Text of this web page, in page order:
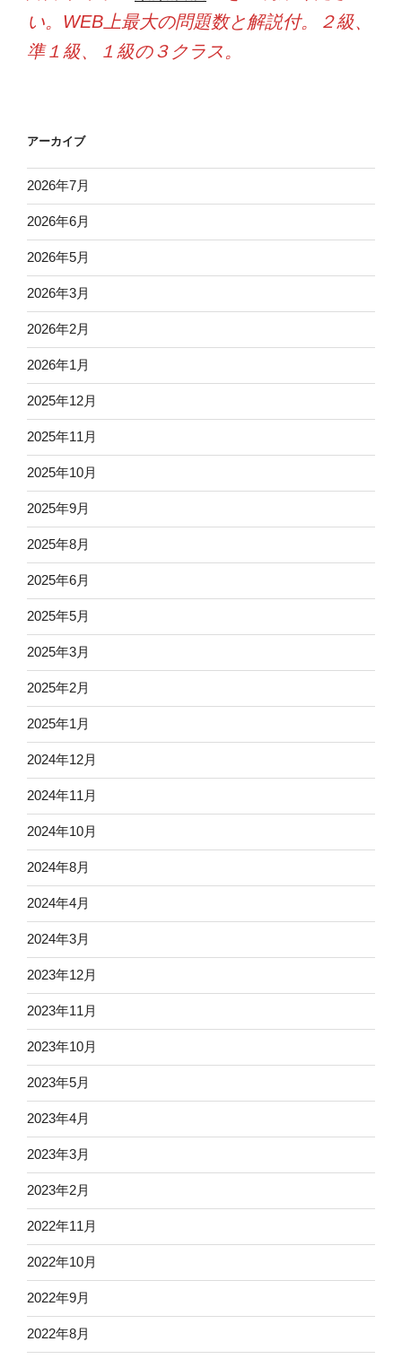
い。WEB上最大の問題数と解説付。２級、
準１級、１級の３クラス。
アーカイブ
2026年7月
2026年6月
2026年5月
2026年3月
2026年2月
2026年1月
2025年12月
2025年11月
2025年10月
2025年9月
2025年8月
2025年6月
2025年5月
2025年3月
2025年2月
2025年1月
2024年12月
2024年11月
2024年10月
2024年8月
2024年4月
2024年3月
2023年12月
2023年11月
2023年10月
2023年5月
2023年4月
2023年3月
2023年2月
2022年11月
2022年10月
2022年9月
2022年8月